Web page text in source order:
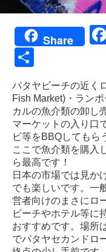
Share
有
パタヤビーチの近く
Fish Market)・ラン
カルの魚介類の卸し
マーケットの入り口
ビ等をBBQしてもら
ここで魚介類を購入
ら最高です！
日本の市場では見か
でも楽しいです。一
営者向けのまさにロ
ビーチやホテル等に
おすすめです。場所
でパタヤセカンドロ